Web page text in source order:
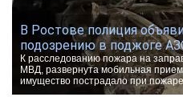
В Ростове полиция
подозрению в поджоге
К расследованию пожара на
МВД, развернута мобильная
имущество пострадало при